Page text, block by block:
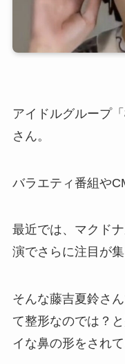
アイドルグループ
さん。
バラエティ番組や
最近では、マクド
演でさらに注目が
そんな藤吉夏鈴さ
て整形なのでは？
イな鼻の形をされて